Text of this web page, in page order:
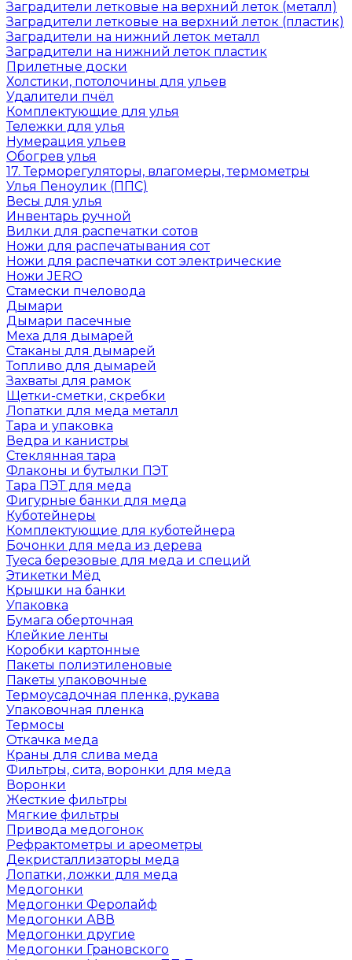
Заградители летковые на верхний леток (металл)
Заградители летковые на верхний леток (пластик)
Заградители на нижний леток металл
Заградители на нижний леток пластик
Прилетные доски
Холстики, потолочины для ульев
Удалители пчёл
Комплектующие для улья
Тележки для улья
Нумерация ульев
Обогрев улья
17. Терморегуляторы, влагомеры, термометры
Улья Пеноулик (ППС)
Весы для улья
Инвентарь ручной
Вилки для распечатки сотов
Ножи для распечатывания сот
Ножи для распечатки сот электрические
Ножи JERO
Стамески пчеловода
Дымари
Дымари пасечные
Меха для дымарей
Стаканы для дымарей
Топливо для дымарей
Захваты для рамок
Щетки-сметки, скребки
Лопатки для меда металл
Тара и упаковка
Ведра и канистры
Стеклянная тара
Флаконы и бутылки ПЭТ
Тара ПЭТ для меда
Фигурные банки для меда
Куботейнеры
Комплектующие для куботейнера
Бочонки для меда из дерева
Туеса березовые для меда и специй
Этикетки Мёд
Крышки на банки
Упаковка
Бумага оберточная
Клейкие ленты
Коробки картонные
Пакеты полиэтиленовые
Пакеты упаковочные
Термоусадочная пленка, рукава
Упаковочная пленка
Термосы
Откачка меда
Краны для слива меда
Фильтры, сита, воронки для меда
Воронки
Жесткие фильтры
Мягкие фильтры
Привода медогонок
Рефрактометры и ареометры
Декристаллизаторы меда
Лопатки, ложки для меда
Медогонки
Медогонки Феролайф
Медогонки АВВ
Медогонки другие
Медогонки Грановского